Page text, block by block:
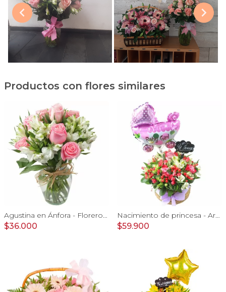
Productos con flores similares
$36.000 $59.900